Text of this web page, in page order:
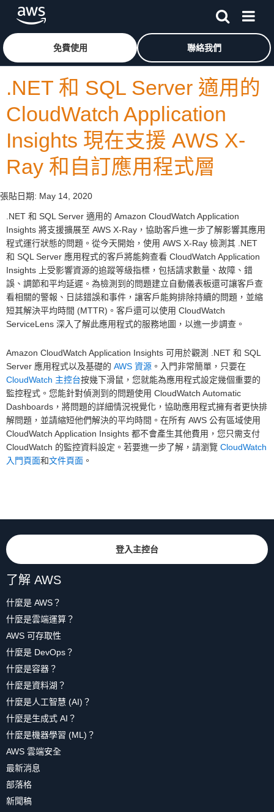
跳至主要內容按一下這裡可返回 Amazon Web Services 首頁
免費使用 聯絡我們
.NET 和 SQL Server 適用的
CloudWatch Application
Insights 現在支援 AWS X-
Ray 和自訂應用程式層
張貼日期: May 14, 2020
.NET 和 SQL Server 適用的 Amazon CloudWatch Application
Insights 將支援擴展至 AWS X-Ray，協助客戶進一步了解影響其應用
程式運行狀態的問題。從今天開始，使用 AWS X-Ray 檢測其 .NET
和 SQL Server 應用程式的客戶將能夠查看 CloudWatch Application
Insights 上受影響資源的追蹤等級指標，包括請求數量、故障、錯
誤、調節和平均延遲。為檢測到的問題建立自動儀表板還可讓客戶查
看相關的警報、日誌錯誤和事件，讓客戶能夠排除持續的問題，並縮
短其解決平均時間 (MTTR)。客戶還可以使用 CloudWatch
ServiceLens 深入了解此應用程式的服務地圖，以進一步調查。
Amazon CloudWatch Application Insights 可用於觀測 .NET 和 SQL
Server 應用程式以及基礎的 AWS 資源 。入門非常簡單，只要在
CloudWatch 主控台按幾下滑鼠，您就能為應用程式設定幾個重要的
監控程式。您能針對偵測到的問題使用 CloudWatch Automatic
Dashboards，將問題的詳細情況視覺化，協助應用程式擁有者更快排
解問題，並請縮短他們解決的平均時間。在所有 AWS 公有區域使用
CloudWatch Application Insights 都不會產生其他費用，您只需支付
CloudWatch 的監控資料設定。若要進一步了解，請瀏覽 CloudWatch
入門頁面和文件頁面 。
登入主控台
了解 AWS
什麼是 AWS？
什麼是雲端運算？
AWS 可存取性
什麼是 DevOps？
什麼是容器？
什麼是資料湖？
什麼是人工智慧 (AI)？
什麼是生成式 AI？
什麼是機器學習 (ML)？
AWS 雲端安全
最新消息
部落格
新聞稿